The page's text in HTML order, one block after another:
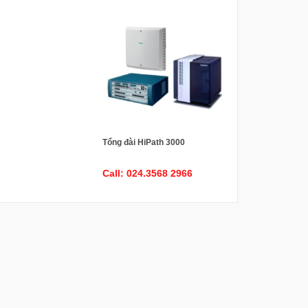
Tổng đài HiPath 3000
Call: 024.3568 2966